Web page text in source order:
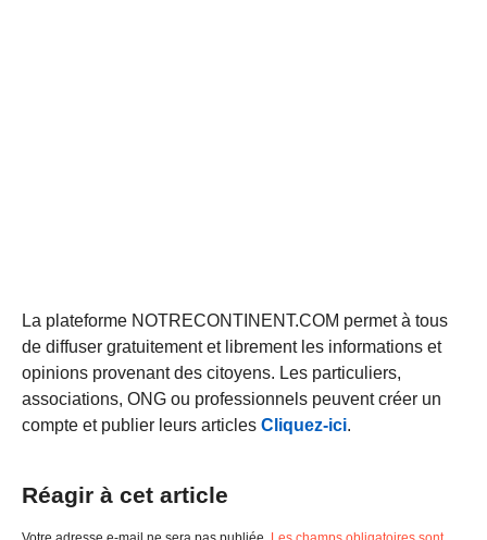
La plateforme NOTRECONTINENT.COM permet à tous
de diffuser gratuitement et librement les informations et
opinions provenant des citoyens. Les particuliers,
associations, ONG ou professionnels peuvent créer un
compte et publier leurs articles Cliquez-ici.
Réagir à cet article